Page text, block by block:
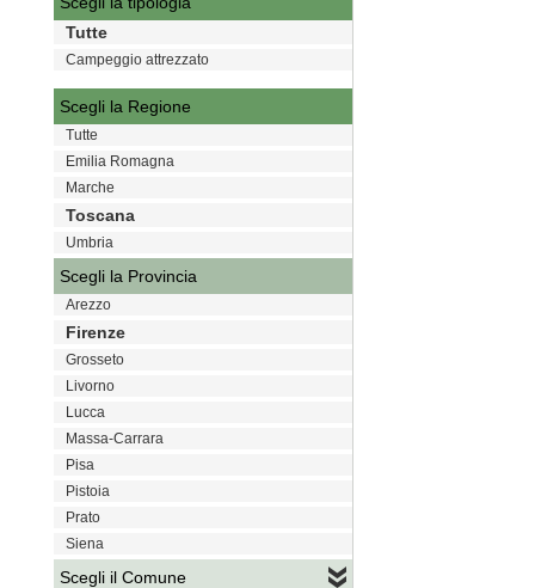
Tutte
Campeggio attrezzato
Scegli la Regione
Tutte
Emilia Romagna
Marche
Toscana
Umbria
Scegli la Provincia
Arezzo
Firenze
Grosseto
Livorno
Lucca
Massa-Carrara
Pisa
Pistoia
Prato
Siena
Scegli il Comune